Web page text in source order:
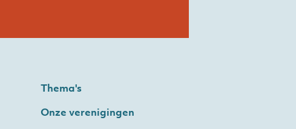
Thema's
Onze verenigingen